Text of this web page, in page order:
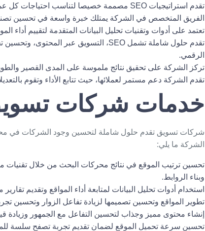
تقدم استراتيجيات SEO مصممة خصيصا لتناسب احتياجات كل عميل، مما يضمن تحقيق أفضل النتائج.
الفريق المتخصص في الشركة يمتلك خبرة واسعة في تحسين
تعتمد على أدوات وتقنيات تحليل البيانات المتقدمة لتقييم أداء
الرقمي.
تركز الشركة على تحقيق نتائج ملموسة على المدى القصير
تقدم الشركة دعم مستمر لعملائها، حيث تتابع الأداء وتقوم
خدمات شركات
شركات تسويق تقدم حلول شاملة لتحسين وجود الشركات في
الشركة ما يلي:
تحسين ترتيب الموقع في نتائج محركات البحث من خلال تقنيات
وبناء الروابط.
استخدام أدوات تحليل البيانات لمتابعة أداء المواقع وتقديم
تطوير المواقع وتحسين تصميمها لزيادة تفاعل الزوار وتحسين
إنشاء محتوى مميز وجذاب لتحسين التفاعل مع الجمهور وزيادة
تحسين سرعة تحميل الموقع لضمان تقديم تجربة تصفح سلسة